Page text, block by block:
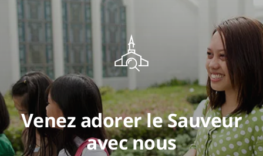
Venez adorer le Sauveur
avec nous